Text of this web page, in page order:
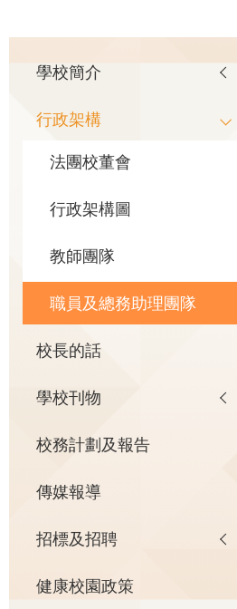
航
Main
navigation
學校簡介
行政架構
法團校董會
行政架構圖
教師團隊
職員及總務助理團隊
校長的話
學校刊物
校務計劃及報告
傳媒報導
招標及招聘
健康校園政策